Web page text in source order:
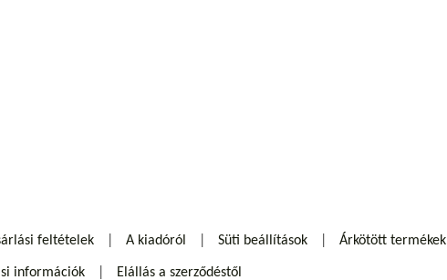
feltételek A kiadóról Süti beállítások Árkötött termékek
információk Elállás a szerződéstől